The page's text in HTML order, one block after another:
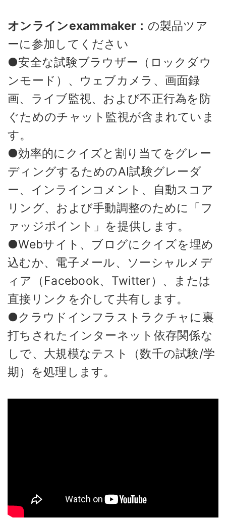
オンラインexammaker： の製品ツア
ーに参加してください
●安全な試験ブラウザー（ロックダウ
ンモード）、ウェブカメラ、画面録
画、ライブ監視、および不正行為を防
ぐためのチャット監視が含まれていま
す。
●効率的にクイズと割り当てをグレー
ディングするためのAI試験グレーダ
ー、インラインコメント、自動スコア
リング、および手動調整のために「フ
ァッジポイント」を提供します。
●Webサイト、ブログにクイズを埋め
込むか、電子メール、ソーシャルメデ
ィア（Facebook、Twitter）、または
直接リンクを介して共有します。
●クラウドインフラストラクチャに裏
打ちされたインターネット依存関係な
しで、大規模なテスト（数千の試験/学
期）を処理します。